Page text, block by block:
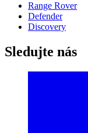
Range Rover
Defender
Discovery
Sledujte nás